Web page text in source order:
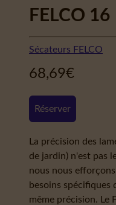
FELCO 16
Sécateurs FELCO
68,69€
Réserver
La précision des
de jardin) n'est pas
nous nous
besoins spécifiques
même précision. Le